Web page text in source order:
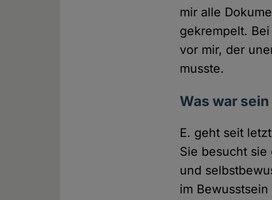
mir alle
gekrempelt.
vor mir, der
musste.
Was war
E. geht seit
Sie besucht
und
im